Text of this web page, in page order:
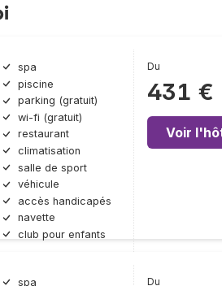
spa
piscine
parking (gratuit)
wi-fi (gratuit)
restaurant
climatisation
salle de sport
véhicule
accès handicapés
navette
club pour enfants
Du
431 €
Voir
spa
Du